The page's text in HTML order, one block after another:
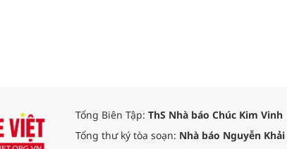
Tổng Biên Tập: ThS Nhà báo Chúc Kim Vinh
Tổng thư ký tòa soạn: Nhà báo Nguyễn Khải